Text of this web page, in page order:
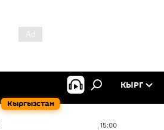
Кыргызстан
КЫРГ
15:00